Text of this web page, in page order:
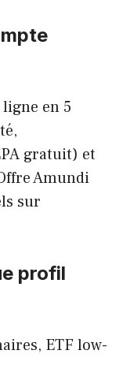
en 5
gratuit) et
Amundi
sur
profil
ETF low-